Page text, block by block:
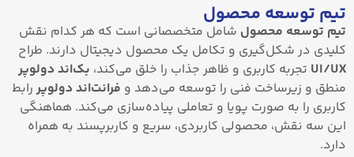
تیم توسعه محصول
تیم توسعه محصول شامل متخصصانی است که هر کدام نقش
کلیدی در شکل‌گیری و تکامل یک محصول دیجیتال دارند. طراح
UI/UX تجربه کاربری و ظاهر جذاب را خلق می‌کند، بک‌اند دولوپر
منطق و زیرساخت فنی را توسعه می‌دهد و فرانت‌اند دولوپر رابط
کاربری را به صورت پویا و تعاملی پیاده‌سازی می‌کند. هماهنگی
این سه نقش، محصولی کاربردی، سریع و کاربرپسند به همراه
دارد.